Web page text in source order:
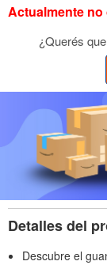
Actualmente
¿Querés
Detalles del
Descubre el